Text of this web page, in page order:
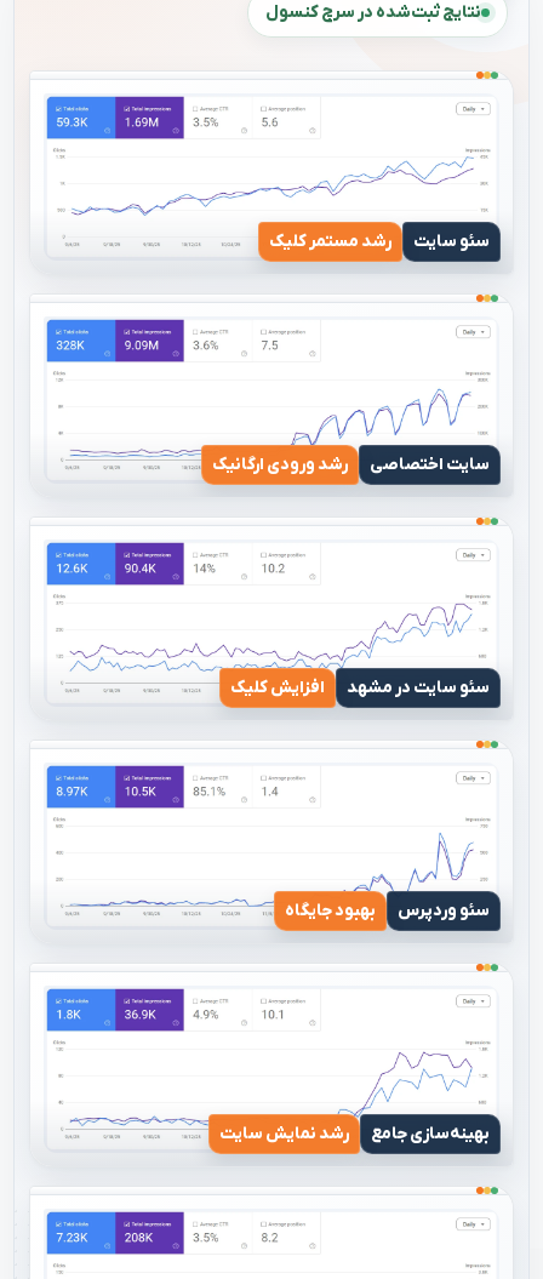
نتایج ثبت‌شده در سرچ کنسول
سئو سایت رشد مستمر کلیک
سایت اختصاصی رشد ورودی ارگانیک
سئو سایت در مشهد افزایش کلیک
سئو وردپرس بهبود جایگاه
بهینه‌سازی جامع رشد نمایش سایت